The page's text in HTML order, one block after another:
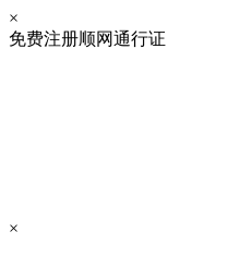
×
免费注册顺网通行证
×